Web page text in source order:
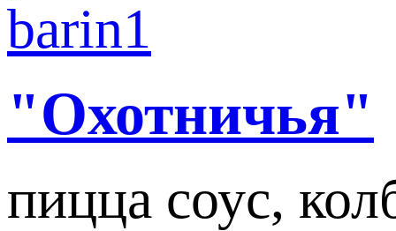
"Охотничья"
пицца соус,